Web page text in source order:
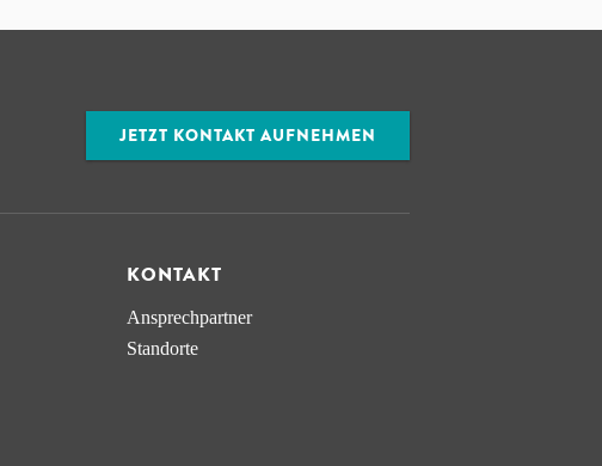
JETZT KONTAKT AUFNEHMEN
KONTAKT
Ansprechpartner
Standorte